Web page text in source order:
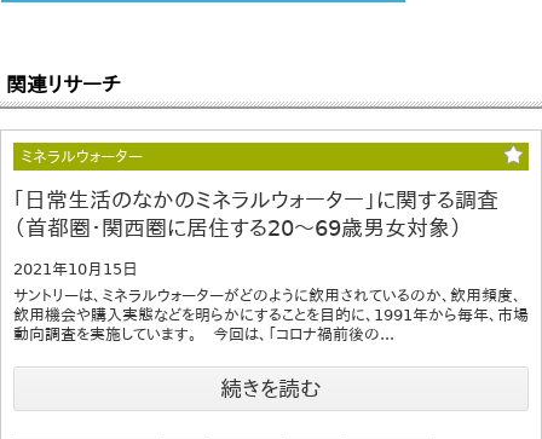
関連リサーチ
ミネラルウォーター
｢日常生活のなかのミネラルウォーター」に関する調査
（首都圏・関西圏に居住する20～69歳男女対象）
2021年10月15日
サントリーは、ミネラルウォーターがどのように飲用されているのか、飲用頻度、
飲用機会や購入実態などを明らかにすることを目的に、1991年から毎年、市場
動向調査を実施しています。 今回は、「コロナ禍前後の...
続きを読む